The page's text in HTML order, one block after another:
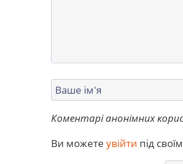
Коментарі анонімних
Ви можете увійти під